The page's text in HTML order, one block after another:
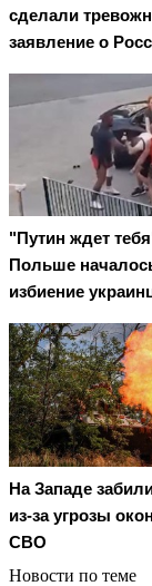
сделали
заявление о
"Путин ждет
Польше
избиение
На Западе
из-за угрозы
СВО
Новости по теме